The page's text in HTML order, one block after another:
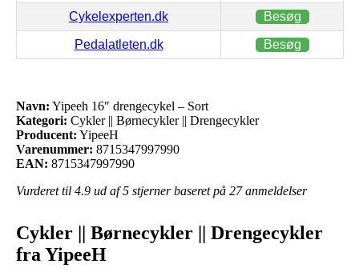
Cykelexperten.dk Besøg
Pedalatleten.dk Besøg
Navn: Yipeeh 16″ drengecykel – Sort
Kategori: Cykler || Børnecykler || Drengecykler
Producent: YipeeH
Varenummer: 8715347997990
EAN: 8715347997990
Vurderet til 4.9 ud af 5 stjerner baseret på 27anmeldelser
Cykler || Børnecykler || Drengecykler
fra YipeeH